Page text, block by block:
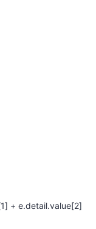
+ e.detail.value[2]